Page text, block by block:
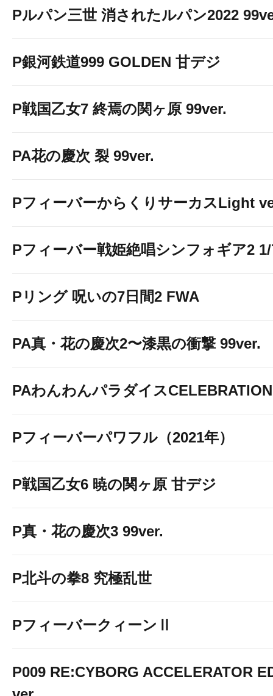
Pルパン三世 消されたルパン2022
P銀河鉄道999 GOLDEN 甘デジ
P戦国乙女7 終焉の関ヶ原 99ver.
PA花の慶次 裂 99ver.
PフィーバーからくりサーカスLight
Pフィーバー戦姫絶唱シンフォギア2
Pリング 呪いの7日間2 FWA
PA真・花の慶次2〜漆黒の衝撃 99ver.
PAわんわんパラダイスCELEBRATION
Pフィーバーパワフル（2021年）
P戦国乙女6 暁の関ヶ原 甘デジ
P真・花の慶次3 99ver.
P北斗の拳8 究極乱世
PフィーバークィーンⅡ
P009 RE:CYBORG ACCELERATOR